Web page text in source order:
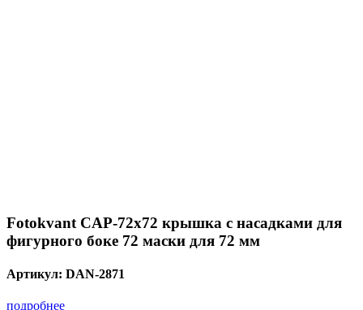
Fotokvant CAP-72х72 крышка с насадками для
фигурного боке 72 маски для 72 мм
Артикул: DAN-2871
подробнее